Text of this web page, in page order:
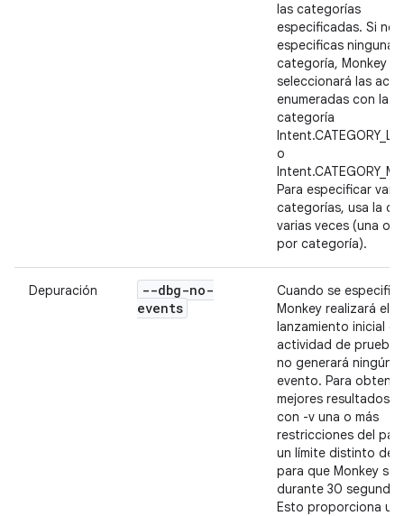
las categorías
especificadas. Si no
especificas ninguna
categoría, Monkey
seleccionará las
enumeradas con la
categoría
o
Para especificar
categorías, usa la
varias veces (una
por categoría).
Depuración
--dbg-no-
events
Cuando se
Monkey realizará el
lanzamiento inicial
actividad de prueba,
no generará ningún
evento. Para obtener
mejores resultados,
con -v una o más
restricciones del
un límite distinto de
para que Monkey se
durante 30
Esto proporciona un